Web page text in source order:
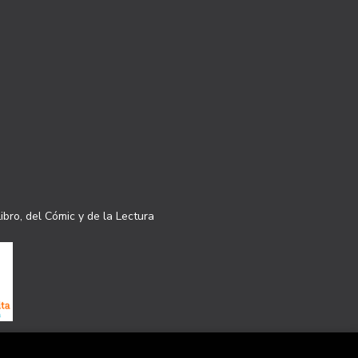
del Cómic y de la Lectura